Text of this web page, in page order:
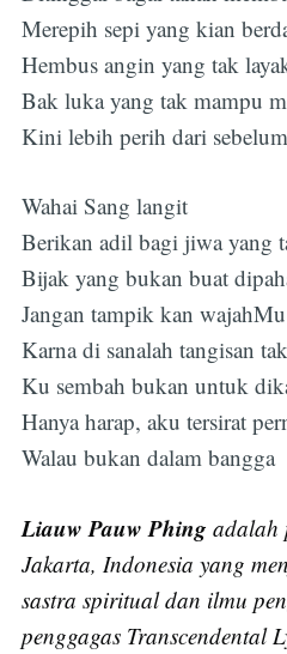
Merepih sepi yang kian
Hembus angin yang tak
Bak luka yang tak mampu
Kini lebih perih dari
Wahai Sang langit
Berikan adil bagi jiwa yang
Bijak yang bukan buat
Jangan tampik kan
Karna di sanalah tangisan
Ku sembah bukan untuk
Hanya harap, aku tersirat
Walau bukan dalam bangga
Liauw Pauw Phing adalah
Jakarta, Indonesia yang
sastra spiritual dan ilmu
penggagas Transcendental